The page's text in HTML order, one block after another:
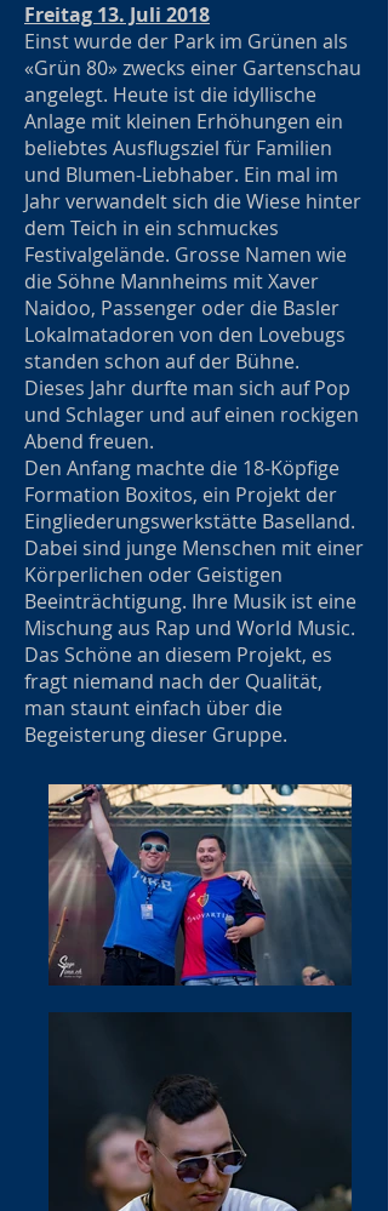
Freitag 13. Juli 2018
Einst wurde der Park im Grünen als
«Grün 80» zwecks einer Gartenschau
angelegt. Heute ist die idyllische
Anlage mit kleinen Erhöhungen ein
beliebtes Ausflugsziel für Familien
und Blumen-Liebhaber. Ein mal im
Jahr verwandelt sich die Wiese hinter
dem Teich in ein schmuckes
Festivalgelände. Grosse Namen wie
die Söhne Mannheims mit Xaver
Naidoo, Passenger oder die Basler
Lokalmatadoren von den Lovebugs
standen schon auf der Bühne.
Dieses Jahr durfte man sich auf Pop
und Schlager und auf einen rockigen
Abend freuen.
Den Anfang machte die 18-Köpfige
Formation Boxitos, ein Projekt der
Eingliederungswerkstätte Baselland.
Dabei sind junge Menschen mit einer
Körperlichen oder Geistigen
Beeinträchtigung. Ihre Musik ist eine
Mischung aus Rap und World Music.
Das Schöne an diesem Projekt, es
fragt niemand nach der Qualität,
man staunt einfach über die
Begeisterung dieser Gruppe.